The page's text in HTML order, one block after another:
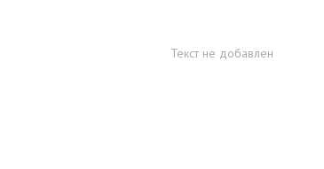
Текст не добавлен